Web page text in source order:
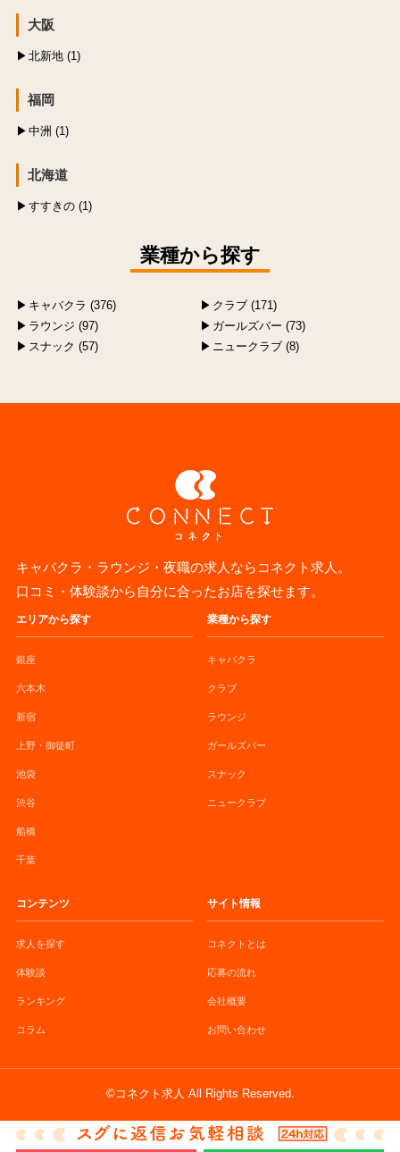
大阪
北新地 (1)
福岡
中洲 (1)
北海道
すすきの (1)
業種から探す
キャバクラ (376)
クラブ (171)
ラウンジ (97)
ガールズバー (73)
スナック (57)
ニュークラブ (8)
キャバクラ・ラウンジ・夜職の求人ならコネクト求人。
口コミ・体験談から自分に合ったお店を探せます。
エリアから探す
銀座
六本木
新宿
上野・御徒町
池袋
渋谷
船橋
千葉
業種から探す
キャバクラ
クラブ
ラウンジ
ガールズバー
スナック
ニュークラブ
コンテンツ
求人を探す
体験談
ランキング
コラム
サイト情報
コネクトとは
応募の流れ
会社概要
お問い合わせ
©コネクト求人 All Rights Reserved.